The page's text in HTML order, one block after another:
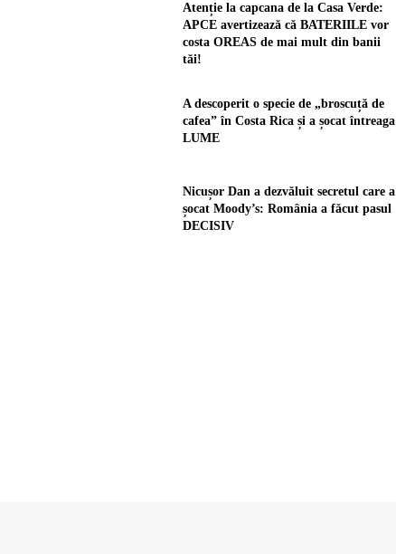
Atenție la capcana de la Casa Verde:
APCE avertizează că BATERIILE vor
costa OREAS de mai mult din banii
tăi!
A descoperit o specie de „broscuță de
cafea” în Costa Rica și a șocat întreaga
LUME
Nicușor Dan a dezvăluit secretul care a
șocat Moody’s: România a făcut pasul
DECISIV